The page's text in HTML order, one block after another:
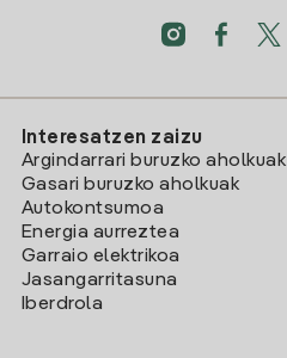
Interesatzen zaizu
Argindarrari buruzko aholkuak
Gasari buruzko aholkuak
Autokontsumoa
Energia aurreztea
Garraio elektrikoa
Jasangarritasuna
Iberdrola